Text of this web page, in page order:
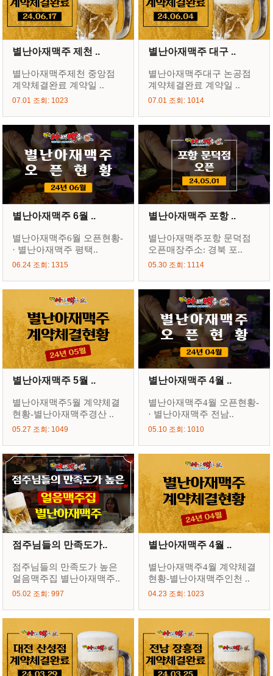
별난아재맥주 제천 ..
별난아재맥주제천 중앙점
계약체결완료 계약일 ..
07.01 조회: 1023
별난아재맥주 대구 ..
별난아재맥주대구 논공점
계약체결완료 계약일 ..
07.01 조회: 1014
별난아재맥주 6월 ..
별난아재맥주6월 오픈현황-
· 별난아재맥주 평택..
06.24 조회: 1315
별난아재맥주 포항 ..
별난아재맥주포항 문덕점
오픈매장주소: 경북 포..
05.30 조회: 1114
별난아재맥주 5월 ..
별난아재맥주5월 계약체결
현황-별난아재맥주경산 ..
05.27 조회: 1049
별난아재맥주 4월 ..
별난아재맥주4월 오픈현황-
· 별난아재맥주 전남..
05.10 조회: 1010
점주님들의 만족도가..
점주님들의 만족도가 높은
얼음맥주집 별난아재맥주..
05.02 조회: 997
별난아재맥주 4월 ..
별난아재맥주4월 계약체결
현황-별난아재맥주인천 ..
04.23 조회: 1023